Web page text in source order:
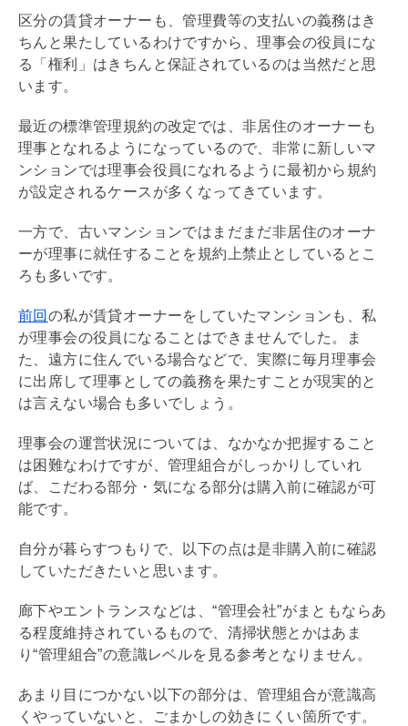
区分の賃貸オーナーも、管理費等の支払いの義務はき
ちんと果たしているわけですから、理事会の役員にな
る「権利」はきちんと保証されているのは当然だと思
います。
最近の標準管理規約の改定では、非居住のオーナーも
理事となれるようになっているので、非常に新しいマ
ンションでは理事会役員になれるように最初から規約
が設定されるケースが多くなってきています。
一方で、古いマンションではまだまだ非居住のオーナ
ーが理事に就任することを規約上禁止としているとこ
ろも多いです。
前回 の私が賃貸オーナーをしていたマンションも、私
が理事会の役員になることはできませんでした。ま
た、遠方に住んでいる場合などで、実際に毎月理事会
に出席して理事としての義務を果たすことが現実的と
は言えない場合も多いでしょう。
理事会の運営状況については、なかなか把握すること
は困難なわけですが、 管理組合がしっかりしていれ
ば、こだわる部分・気になる部分は購入前に確認が可
能です。
自分が暮らすつもりで、以下の点は是非購入前に確認
していただきたいと思います。
廊下やエントランスなどは、“管理会社”がまともならあ
る程度維持されているもので、清掃状態とかはあま
り“管理組合”の意識レベルを見る参考となりません。
あまり目につかない以下の部分は、管理組合が意識高
くやっていないと、ごまかしの効きにくい箇所です。